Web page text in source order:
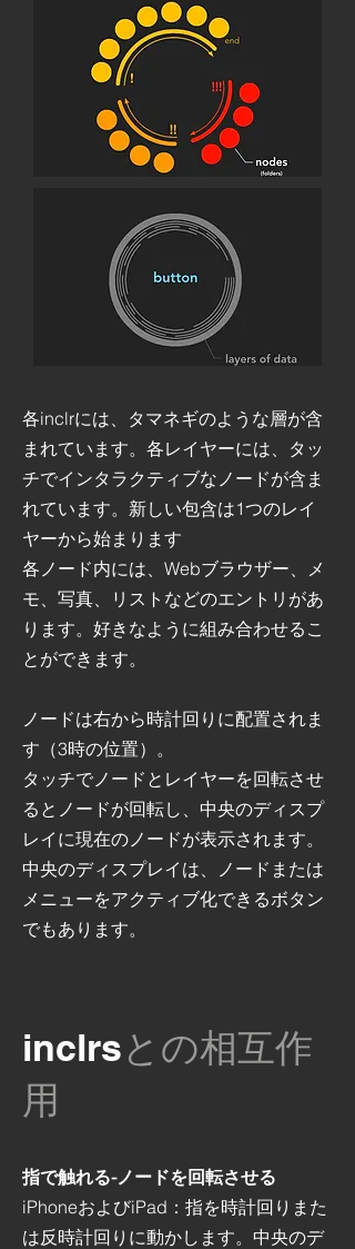
各inclrには、タマネギのような層が含
まれています。各レイヤーには、タッ
チでインタラクティブなノードが含ま
れています。新しい包含は1つのレイ
ヤーから始まります
各ノード内には、Webブラウザー、メ
モ、写真、リストなどのエントリがあ
ります。好きなように組み合わせるこ
とができます。
ノードは右から時計回りに配置されま
す（3時の位置）。
タッチでノードとレイヤーを回転させ
るとノードが回転し、中央のディスプ
レイに現在のノードが表示されます。
中央のディスプレイは、ノードまたは
メニューをアクティブ化できるボタン
でもあります。
inclrsとの相互作
用
指で触れる-ノードを回転させる
iPhoneおよびiPad：指を時計回りまた
は反時計回りに動かします。中央のデ